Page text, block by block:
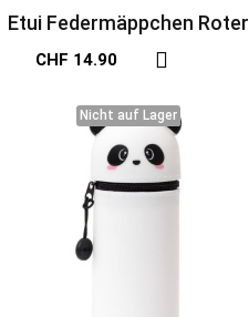
Etui Federmäppchen Roter
Panda
CHF 14.90
Nicht auf Lager
Nicht auf Lager